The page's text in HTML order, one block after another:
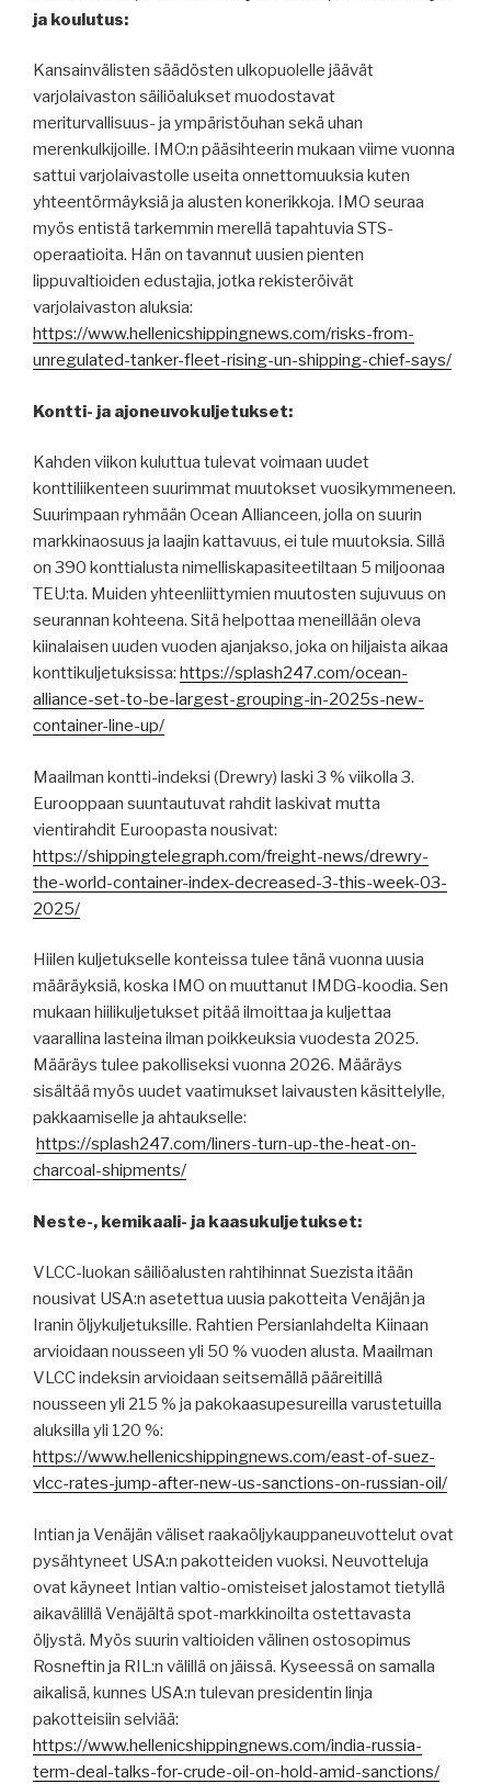
ja koulutus:
Kansainvälisten säädösten ulkopuolelle jäävät
varjolaivaston säiliöalukset muodostavat
meriturvallisuus- ja ympäristöuhan sekä uhan
merenkulkijoille. IMO:n pääsihteerin mukaan viime vuonna
sattui varjolaivastolle useita onnettomuuksia kuten
yhteentörmäyksiä ja alusten konerikkoja. IMO seuraa
myös entistä tarkemmin merellä tapahtuvia STS-
operaatioita. Hän on tavannut uusien pienten
lippuvaltioiden edustajia, jotka rekisteröivät
varjolaivaston aluksia:
https://www.hellenicshippingnews.com/risks-from-
unregulated-tanker-fleet-rising-un-shipping-chief-says/
Kontti- ja ajoneuvokuljetukset:
Kahden viikon kuluttua tulevat voimaan uudet
konttiliikenteen suurimmat muutokset vuosikymmeneen.
Suurimpaan ryhmään Ocean Allianceen, jolla on suurin
markkinaosuus ja laajin kattavuus, ei tule muutoksia. Sillä
on 390 konttialusta nimelliskapasiteetiltaan 5 miljoonaa
TEU:ta. Muiden yhteenliittymien muutosten sujuvuus on
seurannan kohteena. Sitä helpottaa meneillään oleva
kiinalaisen uuden vuoden ajanjakso, joka on hiljaista aikaa
konttikuljetuksissa: https://splash247.com/ocean-
alliance-set-to-be-largest-grouping-in-2025s-new-
container-line-up/
Maailman kontti-indeksi (Drewry) laski 3 % viikolla 3.
Eurooppaan suuntautuvat rahdit laskivat mutta
vientirahdit Euroopasta nousivat:
https://shippingtelegraph.com/freight-news/drewry-
the-world-container-index-decreased-3-this-week-03-
2025/
Hiilen kuljetukselle konteissa tulee tänä vuonna uusia
määräyksiä, koska IMO on muuttanut IMDG-koodia. Sen
mukaan hiilikuljetukset pitää ilmoittaa ja kuljettaa
vaarallina lasteina ilman poikkeuksia vuodesta 2025.
Määräys tulee pakolliseksi vuonna 2026. Määräys
sisältää myös uudet vaatimukset laivausten käsittelylle,
pakkaamiselle ja ahtaukselle:
https://splash247.com/liners-turn-up-the-heat-on-
charcoal-shipments/
Neste-, kemikaali- ja kaasukuljetukset:
VLCC-luokan säiliöalusten rahtihinnat Suezista itään
nousivat USA:n asetettua uusia pakotteita Venäjän ja
Iranin öljykuljetuksille. Rahtien Persianlahdelta Kiinaan
arvioidaan nousseen yli 50 % vuoden alusta. Maailman
VLCC indeksin arvioidaan seitsemällä pääreitillä
nousseen yli 215 % ja pakokaasupesureilla varustetuilla
aluksilla yli 120 %:
https://www.hellenicshippingnews.com/east-of-suez-
vlcc-rates-jump-after-new-us-sanctions-on-russian-oil/
Intian ja Venäjän väliset raakaöljykauppaneuvottelut ovat
pysähtyneet USA:n pakotteiden vuoksi. Neuvotteluja
ovat käyneet Intian valtio-omisteiset jalostamot tietyllä
aikavälillä Venäjältä spot-markkinoilta ostettavasta
öljystä. Myös suurin valtioiden välinen ostosopimus
Rosneftin ja RIL:n välillä on jäissä. Kyseessä on samalla
aikalisä, kunnes USA:n tulevan presidentin linja
pakotteisiin selviää:
https://www.hellenicshippingnews.com/india-russia-
term-deal-talks-for-crude-oil-on-hold-amid-sanctions/